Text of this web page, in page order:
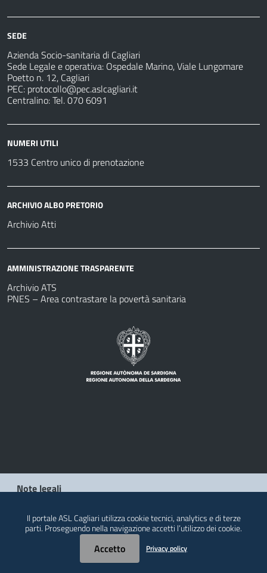
sanitarie
fare
SEDE
Azienda Socio-sanitaria di Cagliari
Sede Legale e operativa: Ospedale Marino, Viale Lungomare
Poetto n. 12, Cagliari
PEC: protocollo@pec.aslcagliari.it
Centralino: Tel. 070 6091
NUMERI UTILI
1533 Centro unico di prenotazione
ARCHIVIO ALBO PRETORIO
Archivio Atti
AMMINISTRAZIONE TRASPARENTE
Archivio ATS
PNES – Area contrastare la povertà sanitaria
Note legali
Contatti
© 2026 Regione Autonoma della Sardegna
Il portale ASL Cagliari utilizza cookie tecnici, analytics e di terze
parti. Proseguendo nella navigazione accetti l’utilizzo dei cookie.
Accetto Privacy policy